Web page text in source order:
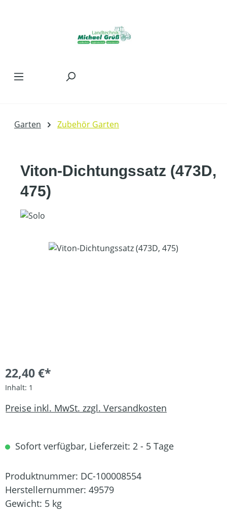
Garten Zubehör Garten
Viton-Dichtungssatz (473D,
475)
Bildergalerie überspringen
22,40 €*
Inhalt: 1
Preise inkl. MwSt. zzgl. Versandkosten
Sofort verfügbar, Lieferzeit: 2 - 5 Tage
Produktnummer: DC-100008554
Herstellernummer: 49579
Gewicht: 5 kg